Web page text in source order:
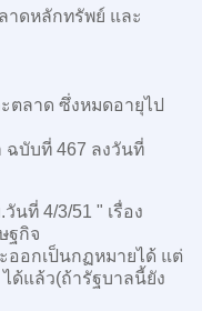
าดหลักทรัพย์ และ
ตลาด ซึ่งหมดอายุไป
ฉบับที่ 467 ลงวันที่
นที่ 4/3/51 " เรื่อง
ฐกิจ
ออกเป็นกฏหมายได้ แต่
ด้แล้ว(ถ้ารัฐบาลนี้ยัง